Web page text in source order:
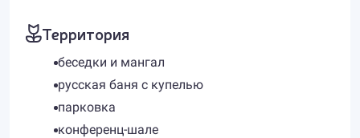
Территория
беседки и мангал
русская баня с купелью
парковка
конференц-шале